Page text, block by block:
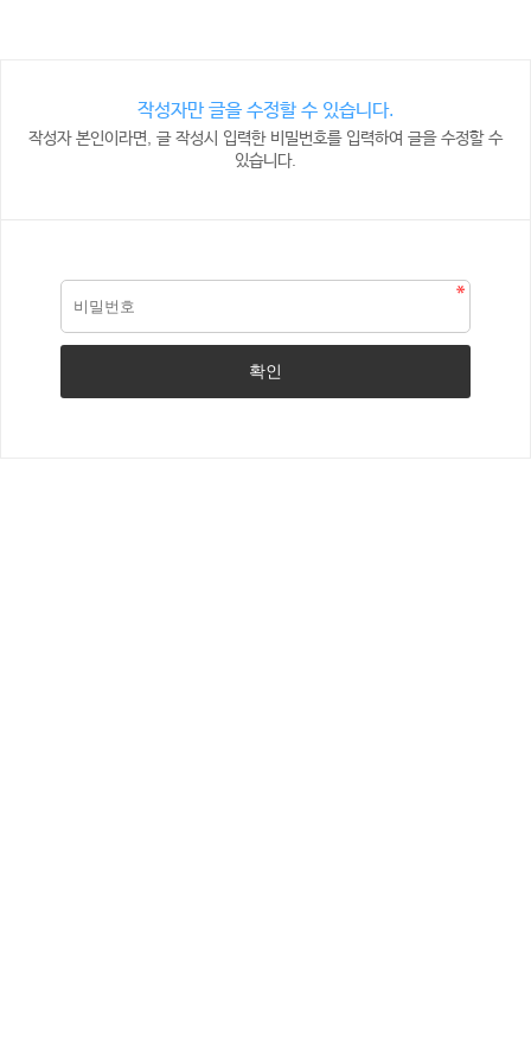
작성자만 글을 수정할 수 있습니다.
작성자 본인이라면, 글 작성시 입력한 비밀번호를 입력하여 글을 수정할 수
있습니다.